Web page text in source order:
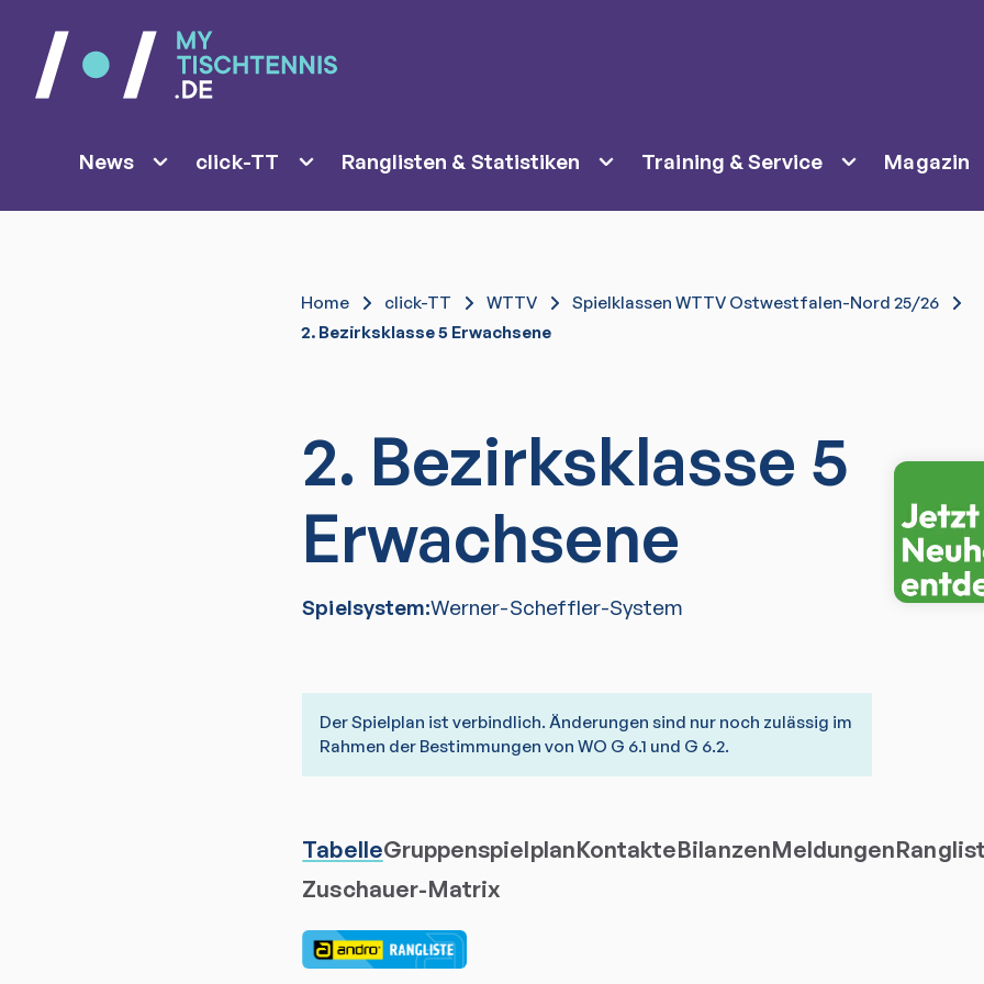
News click-TT Ranglisten & Statistiken Training & Service Magazin
Home click-TT WTTV
Spielklassen WTTV Ostwestfalen-Nord 25/26
2. Bezirksklasse 5 Erwachsene
2. Bezirksklasse 5
Erwachsene
Spielsystem:Werner-Scheffler-System
Der Spielplan ist verbindlich. Änderungen sind nur noch zulässig im
Rahmen der Bestimmungen von WO G 6.1 und G 6.2.
TabelleGruppenspielplanKontakteBilanzenMeldungen
Zuschauer-Matrix